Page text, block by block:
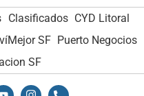
Clasificados CYD Litoral
SF Puerto Negocios
SF